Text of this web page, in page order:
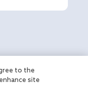
to the
site